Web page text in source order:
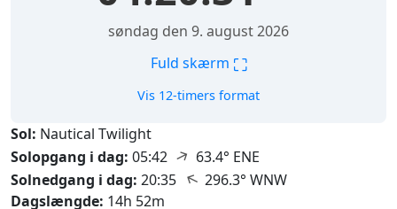
søndag den 9. august 2026
Fuld skærm ⛶
Vis 12-timers format
Sol: Nautical Twilight
Solopgang i dag: 05:42 ↑ 63.4° ENE
Solnedgang i dag: 20:35 ↑296.3° WNW
Dagslængde: 14h 52m